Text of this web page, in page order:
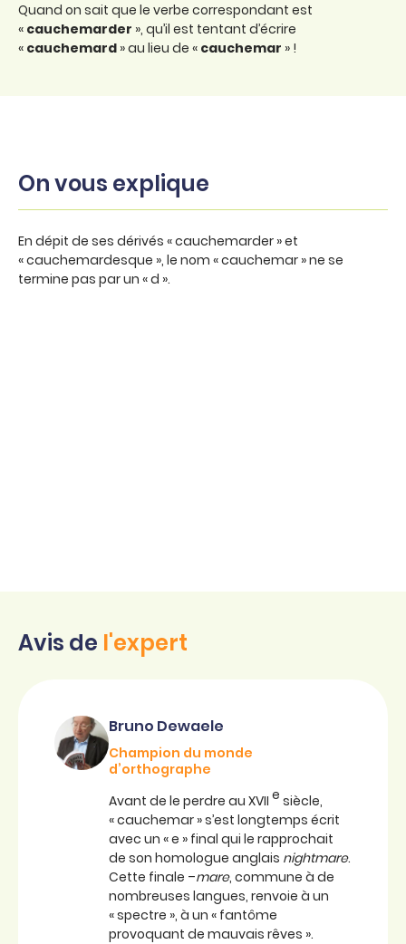
Quand on sait que le verbe correspondant est
« cauchemarder », qu’il est tentant d’écrire
« cauchemard » au lieu de « cauchemar » !
On vous explique
En dépit de ses dérivés « cauchemarder » et
« cauchemardesque », le nom « cauchemar » ne se
termine pas par un « d ».
Avis de l'expert
Bruno Dewaele
Champion du monde
d’orthographe
Avant de le perdre au XVII e siècle,
« cauchemar » s’est longtemps écrit
avec un « e » final qui le rapprochait
de son homologue anglais nightmare.
Cette finale –mare, commune à de
nombreuses langues, renvoie à un
« spectre », à un « fantôme
provoquant de mauvais rêves ».